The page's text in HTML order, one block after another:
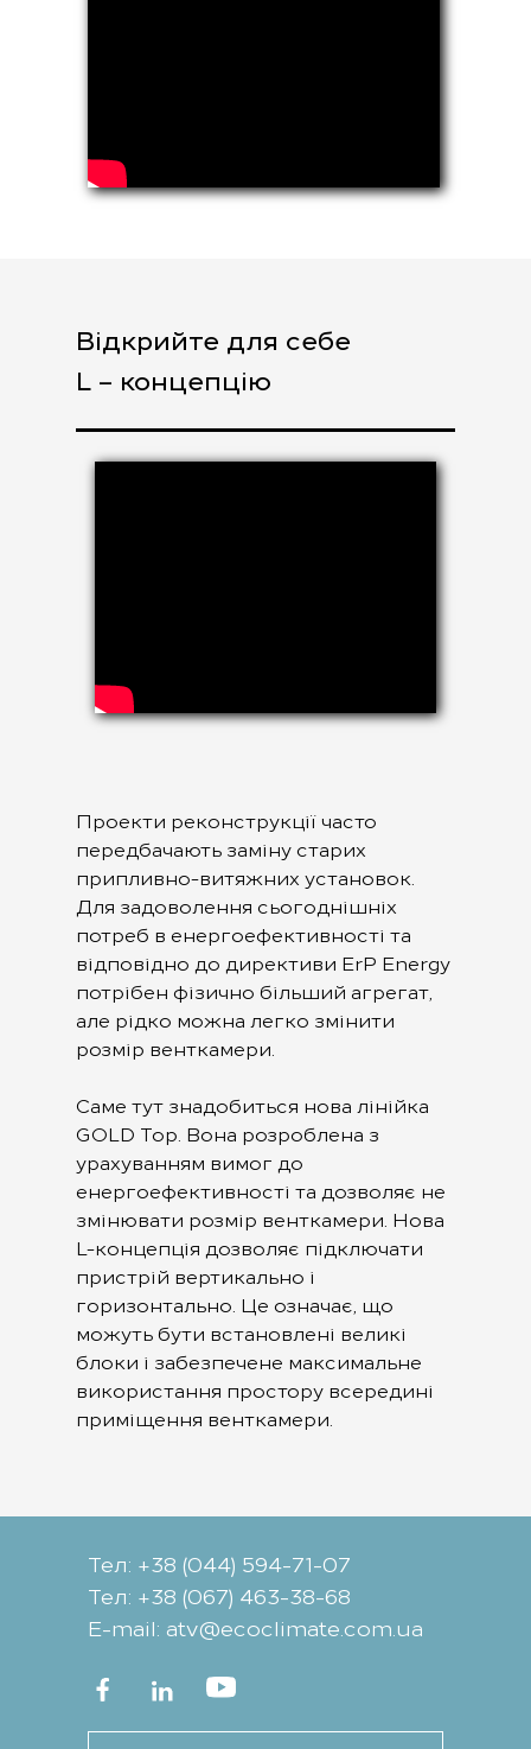
Відкрийте для себе
L – концепцію
Проекти реконструкції часто
передбачають заміну старих
припливно-витяжних установок.
Для задоволення сьогоднішніх
потреб в енергоефективності та
відповідно до директиви ErP Energy
потрібен фізично більший агрегат,
але рідко можна легко змінити
розмір венткамери.
Саме тут знадобиться нова лінійка
GOLD Top. Вона розроблена з
урахуванням вимог до
енергоефективності та дозволяє не
змінювати розмір венткамери. Нова
L-концепція дозволяє підключати
пристрій вертикально і
горизонтально. Це означає, що
можуть бути встановлені великі
блоки і забезпечене максимальне
використання простору всередині
приміщення венткамери.
Тел: +38 (044) 594-71-07
Тел: +38 (067) 463-38-68
Е-mail: atv@ecoclimate.com.ua